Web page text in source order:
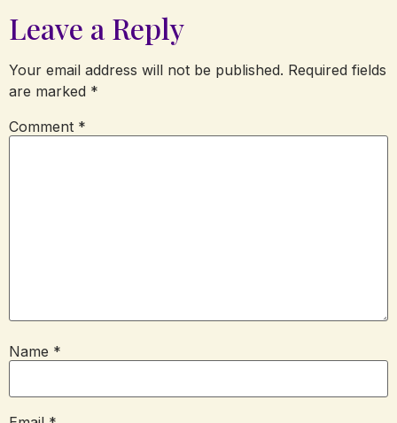
Leave a Reply
Your email address will not be published. Required fields
are marked *
Comment *
Name *